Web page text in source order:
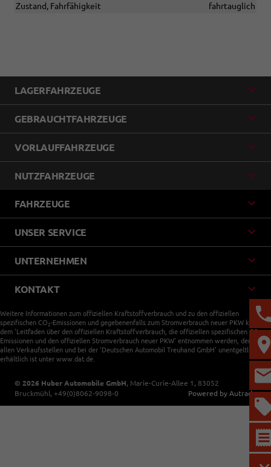
Zustand, Fahrfähigkeit
fahrtauglich
LAGERFAHRZEUGE
GEBRAUCHTFAHRZEUGE
VORLAUFFAHRZEUGE
NUTZFAHRZEUGE
FAHRZEUGE
UNSER SERVICE
UNTERNEHMEN
KONTAKT
Weitere Informationen zum offiziellen Kraftstoffverbrauch und zu den offiziellen
spezifischen CO 2-Emissionen und gegebenenfalls zum Stromverbrauch neuer PKW können
dem 'Leitfaden über den offiziellen Kraftstoffverbrauch, die offiziellen spezifischen CO -
Emissionen und den offiziellen Stromverbrauch neuer PKW' entnommen werden, der an
allen Verkaufsstellen und bei der 'Deutschen Automobil Treuhand GmbH' unentgeltlich
erhältlich ist unter www.dat.de.
© 2026 Huber Automobile GmbH, Marie-Curie-Allee 1 , 83052
Bruckmühl, +49(0)8062-9098-0 Powered by Autrado